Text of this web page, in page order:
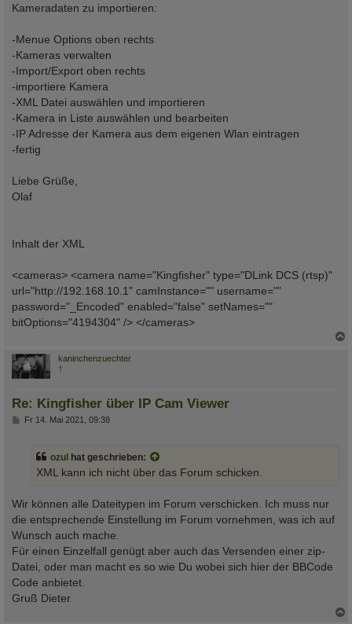
Kameradaten zu importieren:
-Menue Options oben rechts
-Kameras verwalten
-Import/Export oben rechts
-importiere Kamera
-XML Datei auswählen und importieren
-Kamera in Liste auswählen und bearbeiten
-IP Adresse der Kamera aus dem eigenen Wlan eintragen
-fertig
Liebe Grüße,
Olaf
Inhalt der XML
<cameras> <camera name="Kingfisher" type="DLink DCS (rtsp)"
url="http://192.168.10.1" camInstance="" username=""
password="_Encoded" enabled="false" setNames=""
bitOptions="4194304" /> </cameras>
kaninchenzuechter
†
Re: Kingfisher über IP Cam Viewer
BFr 14. Mai 2021, 09:38
ozul hat geschrieben:
XML kann ich nicht über das Forum schicken.
Wir können alle Dateitypen im Forum verschicken. Ich muss nur
die entsprechende Einstellung im Forum vornehmen, was ich auf
Wunsch auch mache.
Für einen Einzelfall genügt aber auch das Versenden einer zip-
Datei, oder man macht es so wie Du wobei sich hier der BBCode
Code anbietet.
Gruß Dieter